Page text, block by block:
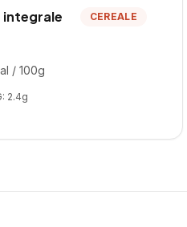
integrale
CEREALE
/ 100g
2.4g